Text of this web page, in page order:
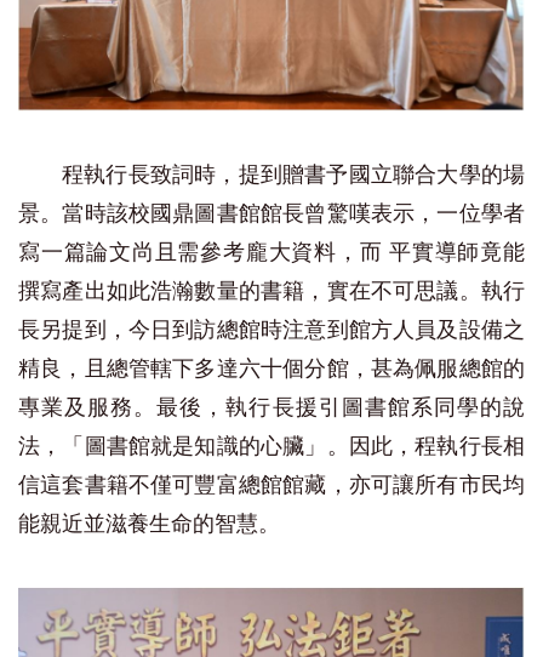
程執行長致詞時，提到贈書予國立聯合大學的場
景。當時該校國鼎圖書館館長曾驚嘆表示，一位學者
寫一篇論文尚且需參考龐大資料，而 平實導師竟能
撰寫產出如此浩瀚數量的書籍，實在不可思議。執行
長另提到，今日到訪總館時注意到館方人員及設備之
精良，且總管轄下多達六十個分館，甚為佩服總館的
專業及服務。最後，執行長援引圖書館系同學的說
法，「圖書館就是知識的心臟」。因此，程執行長相
信這套書籍不僅可豐富總館館藏，亦可讓所有市民均
能親近並滋養生命的智慧。